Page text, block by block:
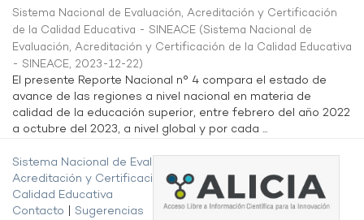
Sistema Nacional de Evaluación, Acreditación y Certificación
de la Calidad Educativa - SINEACE (Sistema Nacional de
Evaluación, Acreditación y Certificación de la Calidad Educativa
- SINEACE, 2023-12-22)
El presente Reporte Nacional n° 4 compara el estado de
avance de las regiones a nivel nacional en materia de
calidad de la educación superior, entre febrero del año 2022
a octubre del 2023, a nivel global y por cada ...
Sistema Nacional de Evaluación,
Acreditación y Certificación de la
Calidad Educativa
Contacto
Sugerencias